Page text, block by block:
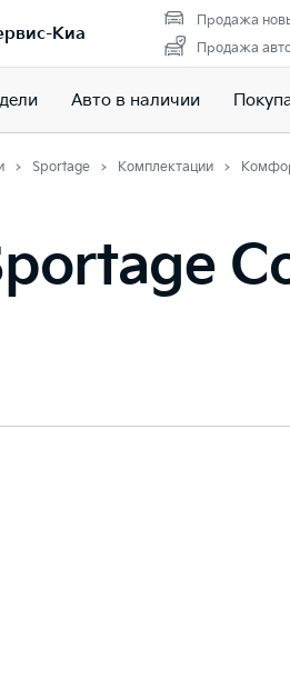
Киа
Продажа
Продажа
Авто в наличии
Sportage Комплектации